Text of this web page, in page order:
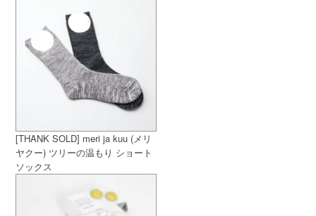
[THANK SOLD] meri ja kuu (メリ
ヤクー) ツリーの温もり ショート
ソックス